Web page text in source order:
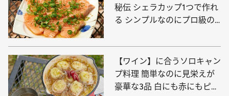
秘伝 シェラカップ1つで作れ
る シンプルなのにプロ級の
【ワイン】に合うソロキャン
プ料理 簡単なのに見栄えが
豪華な3品 白にも赤にもピッ